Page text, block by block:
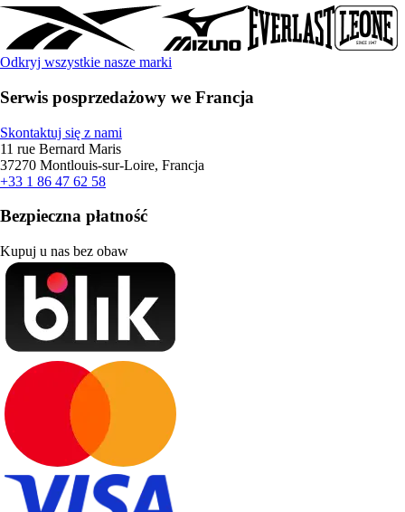
Odkryj wszystkie nasze marki
Serwis posprzedażowy we Francja
Skontaktuj się z nami
11 rue Bernard Maris
37270 Montlouis-sur-Loire, Francja
+33 1 86 47 62 58
Bezpieczna płatność
Kupuj u nas bez obaw